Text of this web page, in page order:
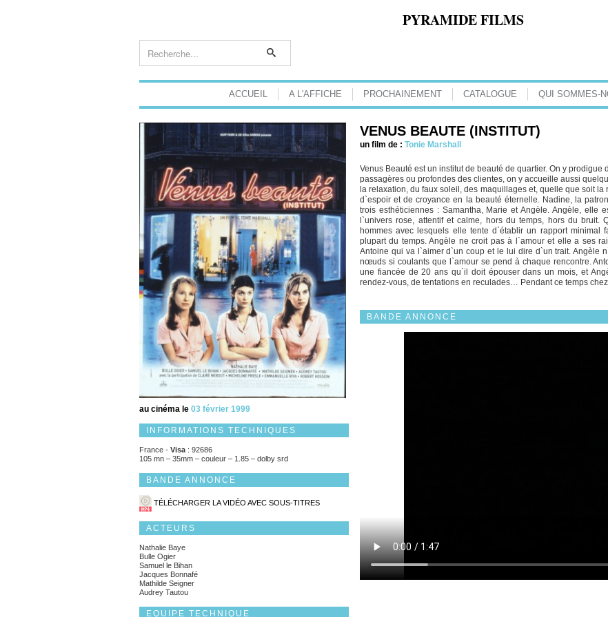
PYRAMIDE FILMS
ACCUEIL A L'AFFICHE PROCHAINEMENT CATALOGUE QUI SOMMES-
au cinéma le 03 février 1999
INFORMATIONS TECHNIQUES
France - Visa : 92686
105 mn – 35mm – couleur – 1.85 – dolby srd
BANDE ANNONCE
TÉLÉCHARGER LA VIDÉO AVEC SOUS-TITRES
ACTEURS
Nathalie Baye
Bulle Ogier
Samuel le Bihan
Jacques Bonnafé
Mathilde Seigner
Audrey Tautou
EQUIPE TECHNIQUE
VENUS BEAUTE (INSTITUT)
un film de : Tonie Marshall
Venus Beauté est un institut de beauté de quartier. On y
passagères ou profondes des clientes, on y accueille aussi
la relaxation, du faux soleil, des maquillages et, quelle que soit
d`espoir et de croyance en la beauté éternelle. Nadine, la
trois esthéticiennes : Samantha, Marie et Angèle. Angèle, elle
l`univers rose, attentif et calme, hors du temps, hors du
hommes avec lesquels elle tente d`établir un rapport
plupart du temps. Angèle ne croit pas à l`amour et elle a ses
Antoine qui va l`aimer d`un coup et le lui dire d`un trait. Angèle
nœuds si coulants que l`amour se pend à chaque rencontre.
une fiancée de 20 ans qu`il doit épouser dans un mois, et
rendez-vous, de tentations en reculades… Pendant ce temps
BANDE ANNONCE